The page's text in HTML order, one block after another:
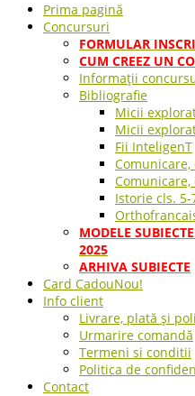
Prima pagină
Concursuri
FORMULAR
CUM CREEZ UN
Informații
Bibliografie
Micii
Micii
Fii InteligenT
Comunicare,
Comunicare,
Istorie cls. 5-
MODELE
2025
ARHIVA SUBIECTE
Card CadouNou!
Info client
Livrare, plată și
Urmarire comandă
Termeni si conditii
Politica de
Contact